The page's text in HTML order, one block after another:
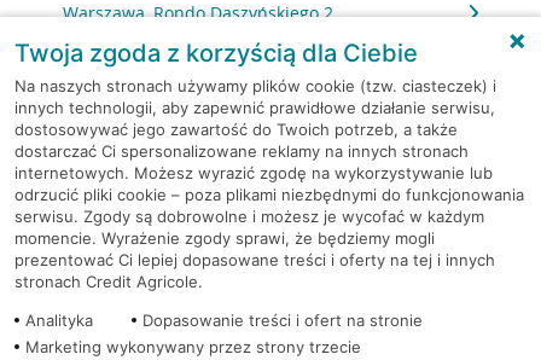
Warszawa, Rondo Daszyńskiego 2
Warszawa, Rondo Ignacego Daszyńskiego 2a
Warszawa, Rondo Ignacego Daszyńskiego 2a
Warszawa, Rondo Ignacego Daszyńskiego 2a
Warszawa, Rzeczypospolitej 14
Warszawa, Sierpińskiego 1
Twoja zgoda z korzyścią dla Ciebie
Na naszych stronach używamy plików cookie (tzw. ciasteczek) i
innych technologii, aby zapewnić prawidłowe działanie serwisu,
dostosowywać jego zawartość do Twoich potrzeb, a także
dostarczać Ci spersonalizowane reklamy na innych stronach
internetowych. Możesz wyrazić zgodę na wykorzystywanie lub
odrzucić pliki cookie – poza plikami niezbędnymi do funkcjonowania
serwisu. Zgody są dobrowolne i możesz je wycofać w każdym
momencie. Wyrażenie zgody sprawi, że będziemy mogli
prezentować Ci lepiej dopasowane treści i oferty na tej i innych
stronach Credit Agricole.
Analityka
Dopasowanie treści i ofert na stronie
Marketing wykonywany przez strony trzecie